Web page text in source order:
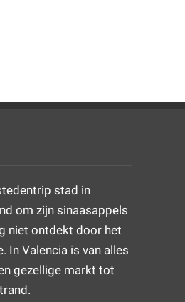
stad in
om zijn sinaasappels
niet ontdekt door het
In Valencia is van alles
gezellige markt tot